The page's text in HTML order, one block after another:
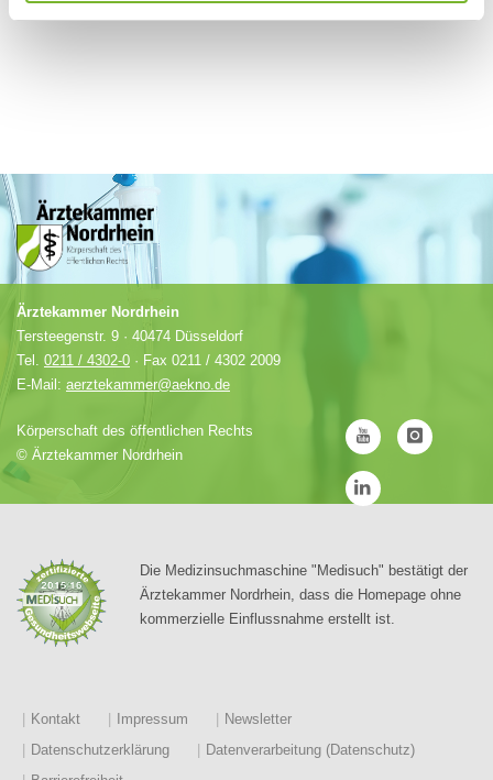
Ärztekammer Nordrhein
Tersteegenstr. 9 · 40474 Düsseldorf
Tel. 0211 / 4302-0 · Fax 0211 / 4302 2009
E-Mail: aerztekammer@aekno.de
Körperschaft des öffentlichen Rechts
© Ärztekammer Nordrhein
Die Medizinsuchmaschine "Medisuch" bestätigt der
Ärztekammer Nordrhein, dass die Homepage ohne
kommerzielle Einflussnahme erstellt ist.
Kontakt Impressum
Newsletter
Datenschutzerklärung
Datenverarbeitung (Datenschutz)